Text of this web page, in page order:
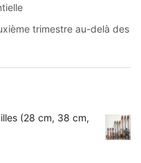
trimestre au-delà des
(28 cm, 38 cm,